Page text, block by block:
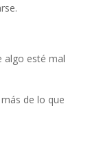
algo esté mal
de lo que